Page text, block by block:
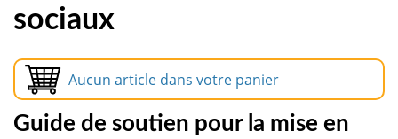
sociaux
Aucun article dans votre panier
Guide de soutien pour la mise en